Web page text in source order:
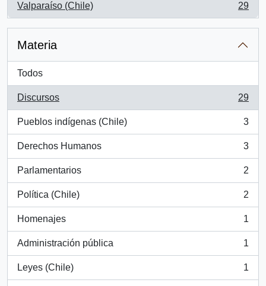
Valparaíso (Chile)
, 29 resultados
29
Materia
Todos
Discursos
, 29 resultados
29
Pueblos indígenas (Chile)
, 3 resultados
3
Derechos Humanos
, 3 resultados
3
Parlamentarios
, 2 resultados
2
Política (Chile)
, 2 resultados
2
Homenajes
, 1 resultados
1
Administración pública
, 1 resultados
1
Leyes (Chile)
, 1 resultados
1